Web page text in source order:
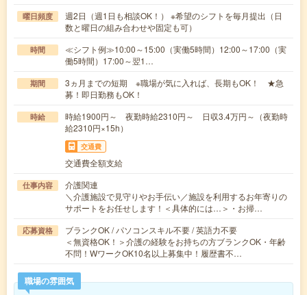
曜日頻度
週2日（週1日も相談OK！） ※希望のシフトを毎月提出（日
数と曜日の組み合わせや固定も可）
時間
≪シフト例≫10:00～15:00（実働5時間）12:00～17:00（実
働5時間）17:00～翌1…
期間
3ヵ月までの短期 ※職場が気に入れば、長期もOK！ ★急
募！即日勤務もOK！
時給
時給1900円～ 夜勤時給2310円～ 日収3.4万円～（夜勤時
給2310円×15h）
交通費
交通費全額支給
仕事内容
介護関連
＼介護施設で見守りやお手伝い／施設を利用するお年寄りの
サポートをお任せします！＜具体的には…＞・お掃…
応募資格
ブランクOK / パソコンスキル不要 / 英語力不要
＜無資格OK！＞介護の経験をお持ちの方ブランクOK・年齢
不問！WワークOK10名以上募集中！履歴書不…
職場の雰囲気